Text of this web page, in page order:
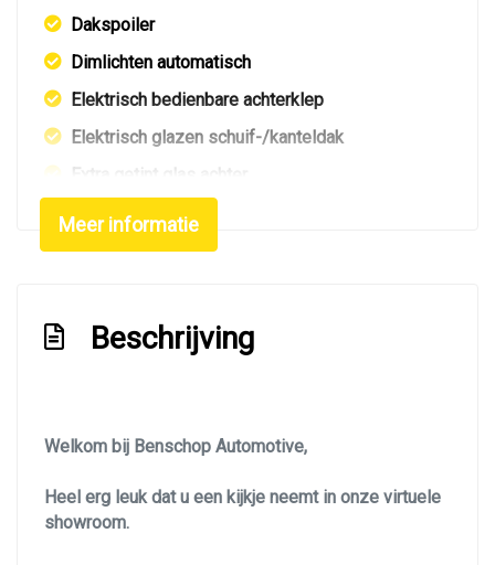
Dakspoiler
Dimlichten automatisch
Elektrisch bedienbare achterklep
Elektrisch glazen schuif-/kanteldak
Extra getint glas achter
Getint glas
Glazen schuifdak
Koplampen adaptief
Koplampreiniging
Led dagrijverlichting
Led verlichting
Meer informatie
Beschrijving
Welkom bij Benschop Automotive,
Heel erg leuk dat u een kijkje neemt in onze virtuele
showroom.